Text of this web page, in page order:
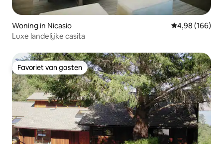
Woning in Nicasio Gemiddelde
4,98 (166)
Luxe landelijke casita
Favoriet van gasten
Favoriet van gasten